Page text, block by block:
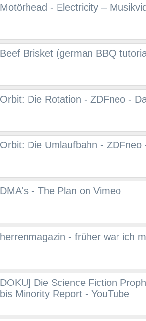
Motörhead - Electricity –
Beef Brisket (german BBQ
Orbit: Die Rotation - ZDFneo -
Orbit: Die Umlaufbahn - ZDFneo
DMA's - The Plan on Vimeo
herrenmagazin - früher war ich
DOKU] Die Science Fiction
bis Minority Report - YouTube